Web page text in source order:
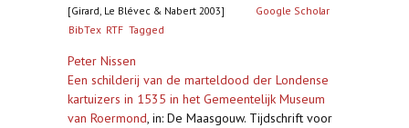
[Girard, Le Blévec & Nabert 2003]
Google Scholar
BibTex RTF Tagged
Peter Nissen
Een schilderij van de marteldood der Londense
kartuizers in 1535 in het Gemeentelijk Museum
van Roermond, in: De Maasgouw. Tijdschrift voor